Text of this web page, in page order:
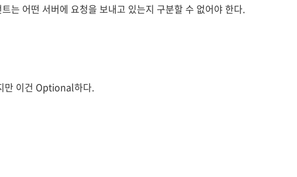
는 어떤 서버에 요청을 보내고 있는지 구분할 수 없어야 한다.
만 이건 Optional하다.